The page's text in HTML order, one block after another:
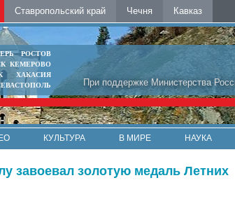
Ставропольский край Чечня Кавказ
При поддержке Министерства
РОСТОВ
КЕМЕРОВО
ХАКАСИЯ
КУЛЬТУРА В МИРЕ НАУКА
завоевал золотую медаль Летних